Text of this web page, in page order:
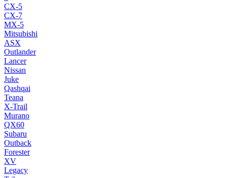
CX-5
CX-7
MX-5
Mitsubishi
ASX
Outlander
Lancer
Nissan
Juke
Qashqai
Teana
X-Trail
Murano
QX60
Subaru
Outback
Forester
XV
Legacy